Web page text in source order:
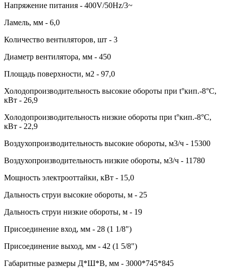
Напряжение питания - 400V/50Hz/3~
Ламель, мм - 6,0
Количество вентиляторов, шт - 3
Диаметр вентилятора, мм - 450
Площадь поверхности, м2 - 97,0
Холодопроизводительность высокие обороты при t°кип.-8°С,
кВт - 26,9
Холодопроизводительность низкие обороты при t°кип.-8°С,
кВт - 22,9
Воздухопроизводительность высокие обороты, м3/ч - 15300
Воздухопроизводительность низкие обороты, м3/ч - 11780
Мощность электрооттайки, кВт - 15,0
Дальность струи высокие обороты, м - 25
Дальность струи низкие обороты, м - 19
Присоединение вход, мм - 28 (1 1/8")
Присоединение выход, мм - 42 (1 5/8")
Габаритные размеры Д*Ш*В, мм - 3000*745*845